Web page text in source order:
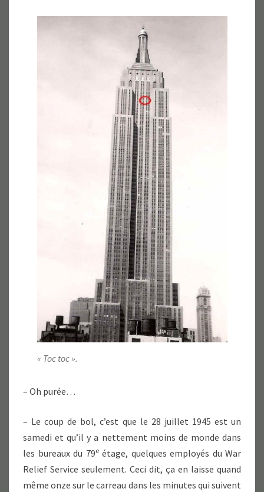
« Toc toc ».
– Oh purée…
– Le coup de bol, c’est que le 28 juillet 1945 est un
samedi et qu’il y a nettement moins de monde dans
les bureaux du 79eétage, quelques employés du War
Relief Service seulement. Ceci dit, ça en laisse quand
même onze sur le carreau dans les minutes qui suivent